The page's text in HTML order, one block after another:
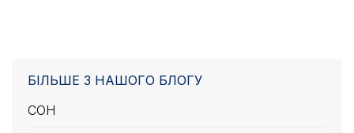
БІЛЬШЕ З НАШОГО БЛОГУ
СОН